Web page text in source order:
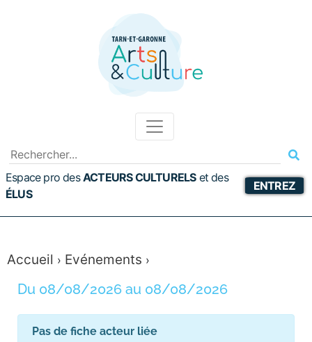
Espace pro desACTEURS CULTURELS etdes
ÉLUS
ENTREZ
Accueil › Evénements ›
Du 08/08/2026 au 08/08/2026
Pas de fiche acteur liée